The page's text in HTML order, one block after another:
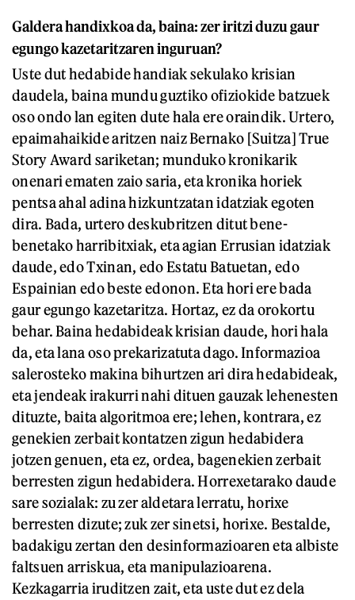
Galdera handixkoa da, baina: zer iritzi duzu gaur
egungo kazetaritzaren inguruan?
Uste dut hedabide handiak sekulako krisian
daudela, baina mundu guztiko ofiziokide batzuek
oso ondo lan egiten dute hala ere oraindik. Urtero,
epaimahaikide aritzen naiz Bernako [Suitza] True
Story Award sariketan; munduko kronikarik
onenari ematen zaio saria, eta kronika horiek
pentsa ahal adina hizkuntzatan idatziak egoten
dira. Bada, urtero deskubritzen ditut bene-
benetako harribitxiak, eta agian Errusian idatziak
daude, edo Txinan, edo Estatu Batuetan, edo
Espainian edo beste edonon. Eta hori ere bada
gaur egungo kazetaritza. Hortaz, ez da orokortu
behar. Baina hedabideak krisian daude, hori hala
da, eta lana oso prekarizatuta dago. Informazioa
salerosteko makina bihurtzen ari dira hedabideak,
eta jendeak irakurri nahi dituen gauzak lehenesten
dituzte, baita algoritmoa ere; lehen, kontrara, ez
genekien zerbait kontatzen zigun hedabidera
jotzen genuen, eta ez, ordea, bagenekien zerbait
berresten zigun hedabidera. Horrexetarako daude
sare sozialak: zu zer aldetara lerratu, horixe
berresten dizute; zuk zer sinetsi, horixe. Bestalde,
badakigu zertan den desinformazioaren eta albiste
faltsuen arriskua, eta manipulazioarena.
Kezkagarria iruditzen zait, eta uste dut ez dela